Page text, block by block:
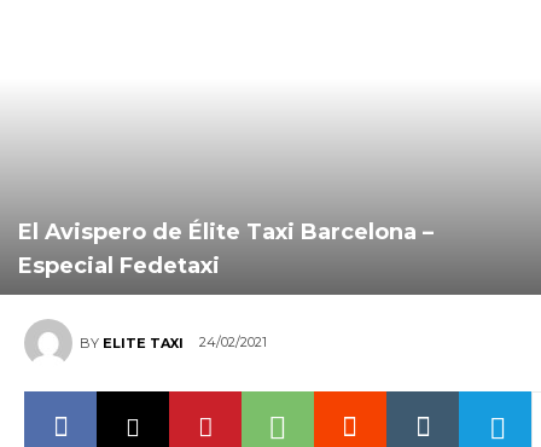
El Avispero de Élite Taxi Barcelona –
Especial Fedetaxi
BY ELITE TAXI 24/02/2021